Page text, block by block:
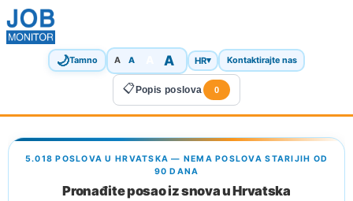
🌙Tamno A A A HR▾ Kontaktirajte nas
📋Popis poslova 0
5.018 POSLOVA U HRVATSKA — NEMA POSLOVA STARIJIH OD
90 DANA
Pronađite posao iz snova u Hrvatska